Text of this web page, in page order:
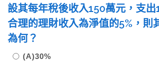
設其每年稅後收入150萬元，支
合理的理財收入為淨值的5%，則
為何？
(A)30%